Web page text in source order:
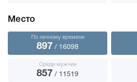
Место
По личному времени
897 / 16098
Среди мужчин
857 / 11519